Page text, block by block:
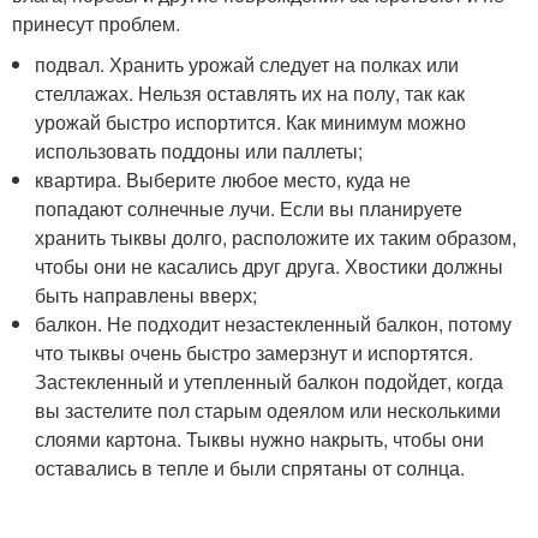
принесут проблем.
подвал. Хранить урожай следует на полках или
стеллажах. Нельзя оставлять их на полу, так как
урожай быстро испортится. Как минимум можно
использовать поддоны или паллеты;
квартира. Выберите любое место, куда не
попадают солнечные лучи. Если вы планируете
хранить тыквы долго, расположите их таким образом,
чтобы они не касались друг друга. Хвостики должны
быть направлены вверх;
балкон. Не подходит незастекленный балкон, потому
что тыквы очень быстро замерзнут и испортятся.
Застекленный и утепленный балкон подойдет, когда
вы застелите пол старым одеялом или несколькими
слоями картона. Тыквы нужно накрыть, чтобы они
оставались в тепле и были спрятаны от солнца.